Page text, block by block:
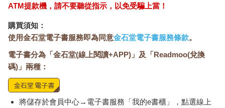
ATM提款機，請不要聽從指示，以免受騙上當！
購買須知：
使用金石堂電子書服務即為同意金石堂電子書服務條款。
電子書分為「金石堂(線上閱讀+APP)」及「Readmoo(兌換
碼)」兩種：
將儲存於會員中心→電子書服務「我的e書櫃」，點選線上